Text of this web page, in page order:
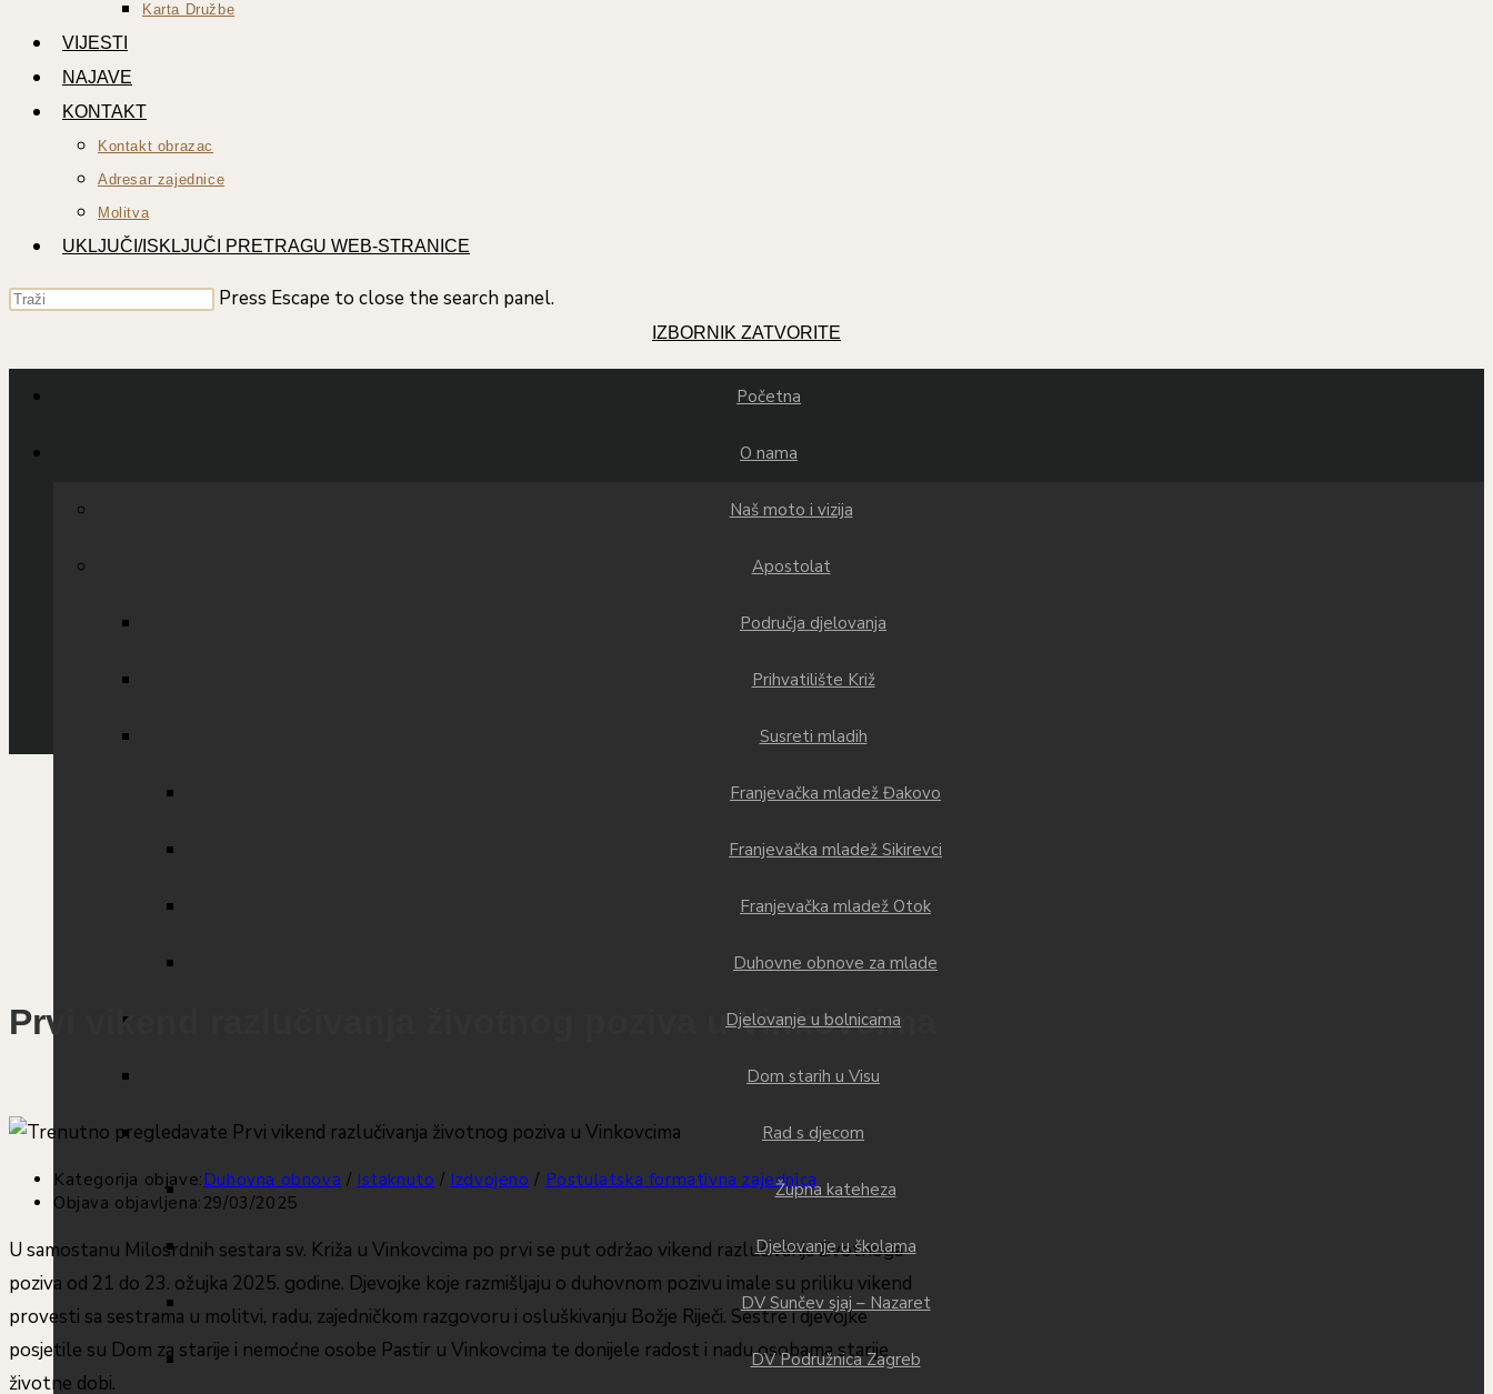
Karta Družbe
VIJESTI
NAJAVE
KONTAKT
Kontakt obrazac
Adresar zajednice
Molitva
UKLJUČI/ISKLJUČI PRETRAGU WEB-STRANICE
Press Escape to close the search panel.
IZBORNIK ZATVORITE
Početna
O nama
Naš moto i vizija
Apostolat
Područja djelovanja
Prihvatilište Križ
Susreti mladih
Franjevačka mladež Đakovo
Franjevačka mladež Sikirevci
Franjevačka mladež Otok
Duhovne obnove za mlade
Djelovanje u bolnicama
Dom starih u Visu
Rad s djecom
Župna kateheza
Djelovanje u školama
DV Sunčev sjaj – Nazaret
DV Podružnica Zagreb
Prvi vikend razlučivanja životnog poziva u Vinkovcima
Kategorija objave:Duhovna obnova / Istaknuto / Izdvojeno / Postulatska formativna zajednica
Objava objavljena: 29/03/2025
U samostanu Milosrdnih sestara sv. Križa u Vinkovcima po prvi se put održao vikend razlučivanja životnoga
poziva od 21 do 23. ožujka 2025. godine. Djevojke koje razmišljaju o duhovnom pozivu imale su priliku vikend
provesti sa sestrama u molitvi, radu, zajedničkom razgovoru i osluškivanju Božje Riječi. Sestre i djevojke
posjetile su Dom za starije i nemoćne osobe Pastir u Vinkovcima te donijele radost i nadu osobama starije
životne dobi.